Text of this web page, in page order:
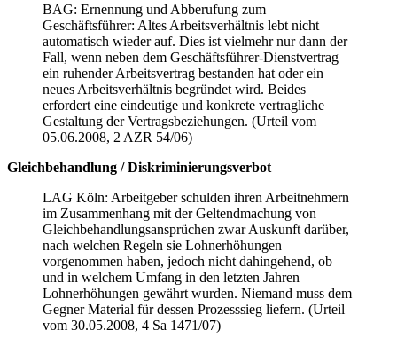
BAG: Ernennung und Abberufung zum
Geschäftsführer: Altes Arbeitsverhältnis lebt nicht
automatisch wieder auf. Dies ist vielmehr nur dann der
Fall, wenn neben dem Geschäftsführer-Dienstvertrag
ein ruhender Arbeitsvertrag bestanden hat oder ein
neues Arbeitsverhältnis begründet wird. Beides
erfordert eine eindeutige und konkrete vertragliche
Gestaltung der Vertragsbeziehungen. (Urteil vom
05.06.2008, 2 AZR 54/06)
Gleichbehandlung / Diskriminierungsverbot
LAG Köln: Arbeitgeber schulden ihren Arbeitnehmern
im Zusammenhang mit der Geltendmachung von
Gleichbehandlungsansprüchen zwar Auskunft darüber,
nach welchen Regeln sie Lohnerhöhungen
vorgenommen haben, jedoch nicht dahingehend, ob
und in welchem Umfang in den letzten Jahren
Lohnerhöhungen gewährt wurden. Niemand muss dem
Gegner Material für dessen Prozesssieg liefern. (Urteil
vom 30.05.2008, 4 Sa 1471/07)